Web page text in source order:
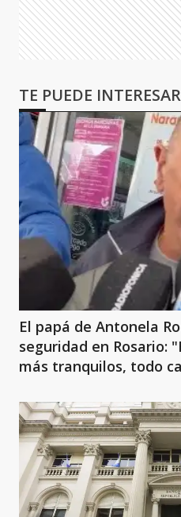
TE PUEDE INTERESAR
El papá de Antonela
seguridad en Rosario:
más tranquilos, todo